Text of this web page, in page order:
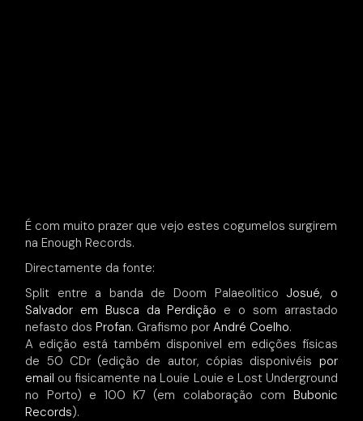
É com muito prazer que vejo estes cogumelos surgirem
na Enough Records.
Directamente da fonte:
Split entre a banda de Doom Palaeolitico Josué, o
Salvador em Busca da Perdição e o som arrastado
nefasto dosProfan. Grafismo porAndré Coelho.
A edição está também disponivel em edições físicas
de 50 CDr (edição de autor, cópias disponivéis por
email ou fisicamente na Louie Louie e Lost Underground
no Porto) e 100 K7 (em colaboração com Bubonic
Records).